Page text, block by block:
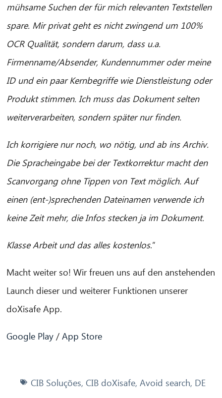
mühsame Suchen der für mich relevanten Textstellen
spare. Mir privat geht es nicht zwingend um 100%
OCR Qualität, sondern darum, dass u.a.
Firmenname/Absender, Kundennummer oder meine
ID und ein paar Kernbegriffe wie Dienstleistung oder
Produkt stimmen. Ich muss das Dokument selten
weiterverarbeiten, sondern später nur finden.
Ich korrigiere nur noch, wo nötig, und ab ins Archiv.
Die Spracheingabe bei der Textkorrektur macht den
Scanvorgang ohne Tippen von Text möglich. Auf
einen (ent-)sprechenden Dateinamen verwende ich
keine Zeit mehr, die Infos stecken ja im Dokument.
Klasse Arbeit und das alles kostenlos.”
Macht weiter so! Wir freuen uns auf den anstehenden
Launch dieser und weiterer Funktionen unserer
doXisafe App.
Google Play /App Store
CIB Soluções, CIB doXisafe, Avoid search, DE